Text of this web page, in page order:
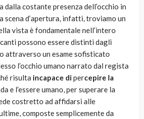
dalla costante presenza dell’occhio in
scena d’apertura, infatti, troviamo un
vista è fondamentale nell’intero
possono essere distinti dagli
attraverso un esame sofisticato
l’occhio umano narrato dal regista
risulta incapace dipercepire la
e l’essere umano, per superare la
costretto ad affidarsi alle
composte semplicemente da